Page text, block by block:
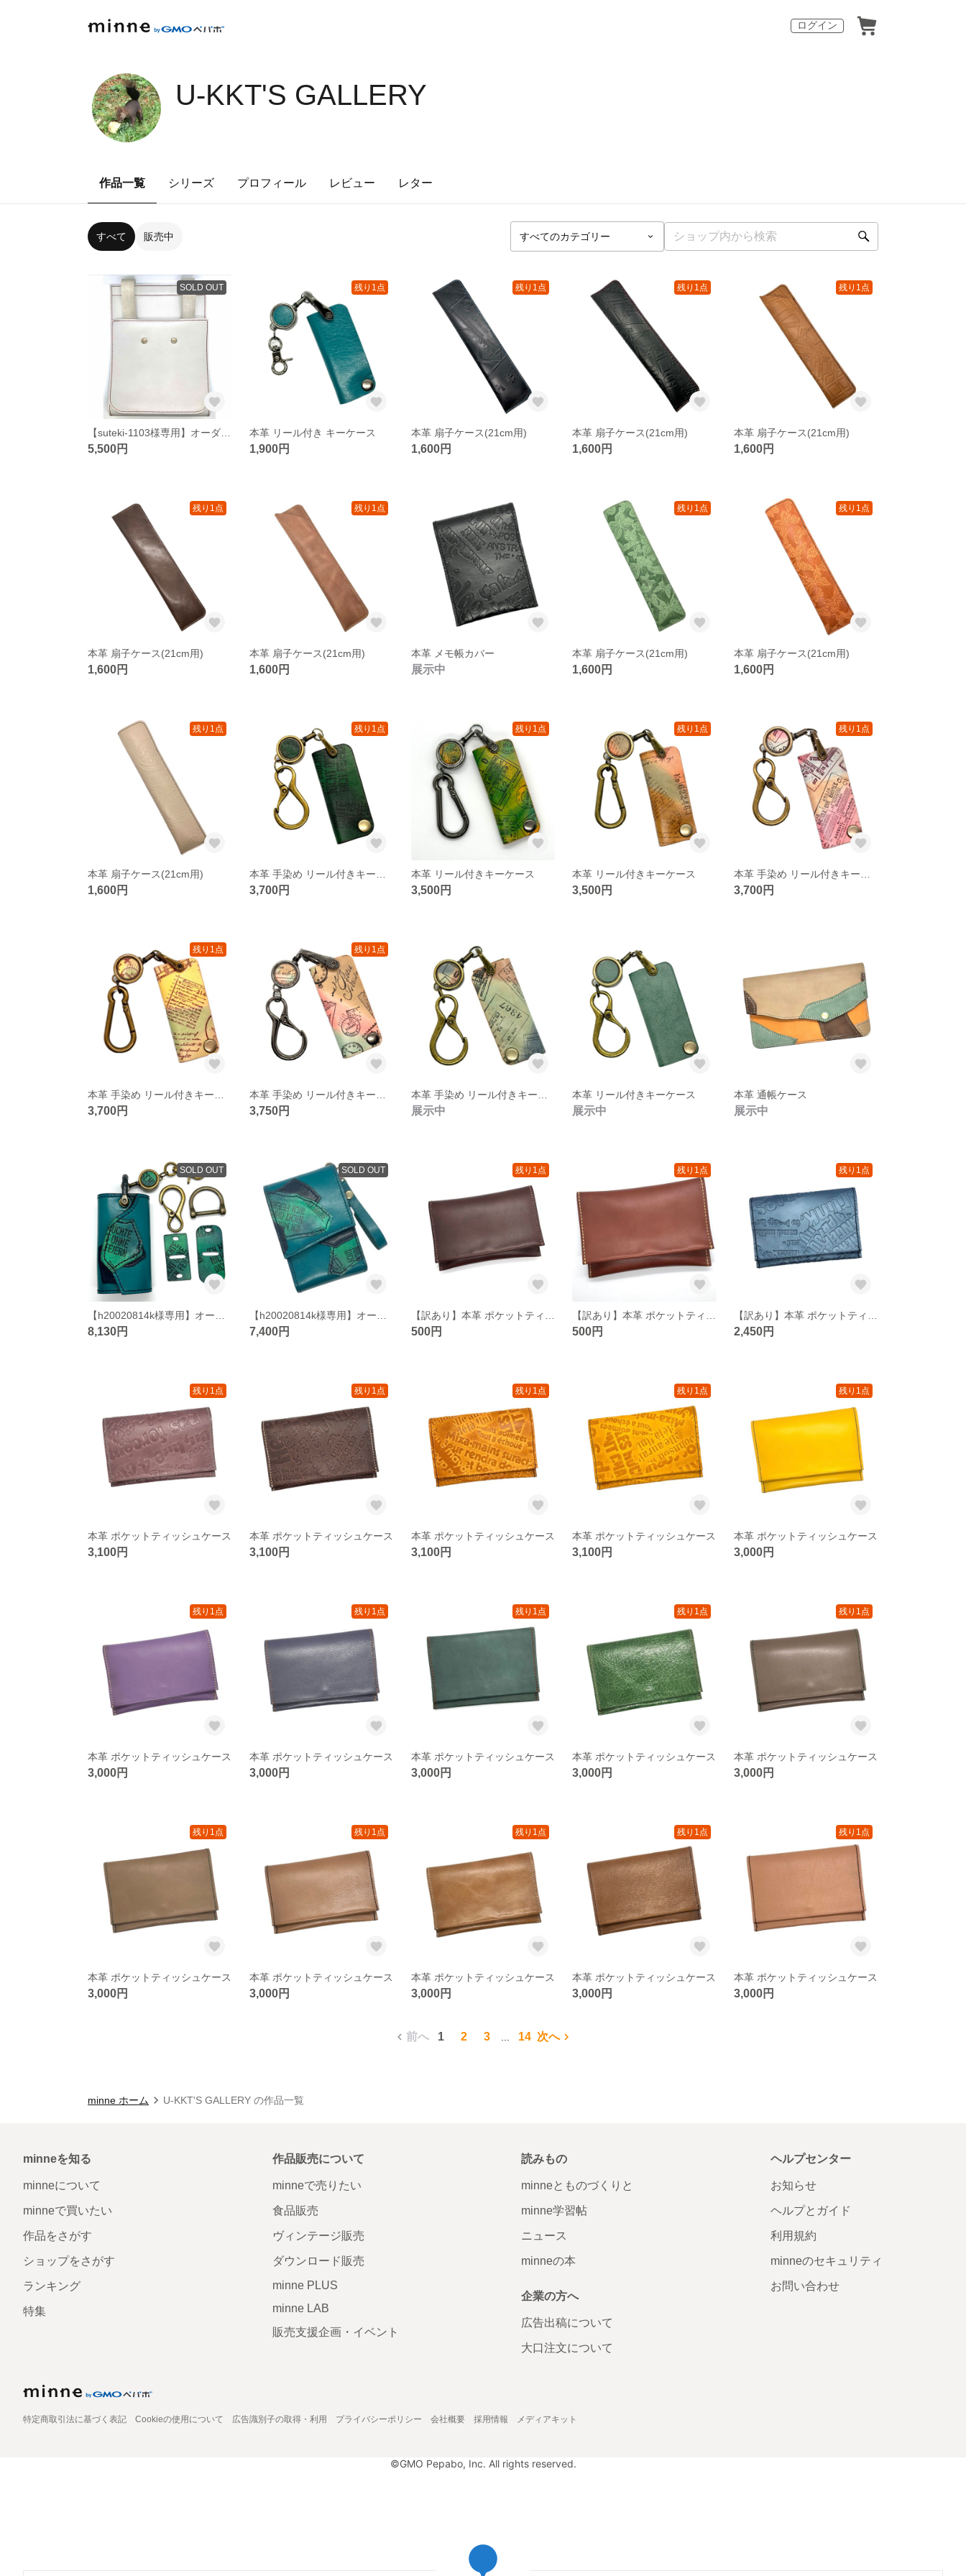
ログイン
U-KKT'S GALLERY
作品一覧 シリーズ プロフィール レビュー レター
すべて 販売中
SOLD OUT
5,500円
残り1点
本革 リール付き キーケース
1,900円
残り1点
本革 扇子ケース(21cm用)
1,600円
残り1点
本革 扇子ケース(21cm用)
1,600円
残り1点
本革 扇子ケース(21cm用)
1,600円
残り1点
本革 扇子ケース(21cm用)
1,600円
残り1点
本革 扇子ケース(21cm用)
1,600円
本革 メモ帳カバー
展示中
残り1点
本革 扇子ケース(21cm用)
1,600円
残り1点
本革 扇子ケース(21cm用)
1,600円
残り1点
本革 扇子ケース(21cm用)
1,600円
残り1点
3,700円
残り1点
本革 リール付きキーケース
3,500円
残り1点
本革 リール付きキーケース
3,500円
残り1点
3,700円
残り1点
3,700円
残り1点
3,750円 展示中
本革 リール付きキーケース
展示中
本革 通帳ケース
展示中
SOLD OUT
8,130円
SOLD OUT
7,400円
残り1点
500円
残り1点
500円
残り1点
2,450円
残り1点
本革 ポケットティッシュケース
3,100円
残り1点
本革 ポケットティッシュケース
3,100円
残り1点
本革 ポケットティッシュケース
3,100円
残り1点
本革 ポケットティッシュケース
3,100円
残り1点
本革 ポケットティッシュケース
3,000円
残り1点
本革 ポケットティッシュケース
3,000円
残り1点
本革 ポケットティッシュケース
3,000円
残り1点
本革 ポケットティッシュケース
3,000円
残り1点
本革 ポケットティッシュケース
3,000円
残り1点
本革 ポケットティッシュケース
3,000円
残り1点
本革 ポケットティッシュケース
3,000円
残り1点
本革 ポケットティッシュケース
3,000円
残り1点
本革 ポケットティッシュケース
3,000円
残り1点
本革 ポケットティッシュケース
3,000円
残り1点
本革 ポケットティッシュケース
3,000円
前へ 1 2 3 14 次へ
minne ホーム U-KKT'S GALLERY の作品一覧
minneを知る
minneについて
minneで買いたい
作品をさがす
ショップをさがす
ランキング
特集
作品販売について
minneで売りたい
食品販売
ヴィンテージ販売
ダウンロード販売
minne PLUS
minne LAB
販売支援企画・イベント
読みもの
minneとものづくりと
minne学習帖
ニュース
minneの本
企業の方へ
広告出稿について
大口注文について
ヘルプセンター
お知らせ
ヘルプとガイド
利用規約
minneのセキュリティ
お問い合わせ
特定商取引法に基づく表記 Cookieの使用について 広告識別子の取得・利用 プライバシーポリシー 会社概要 採用情報 メディアキット
©GMO Pepabo, Inc. All rights reserved.